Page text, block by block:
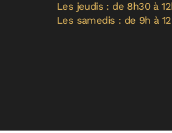
Les jeudis : de 8h30 à
Les samedis : de 9h à